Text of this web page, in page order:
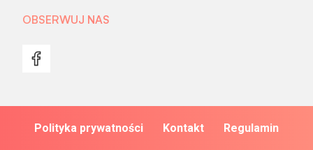
OBSERWUJ NAS
Polityka prywatności Kontakt Regulamin